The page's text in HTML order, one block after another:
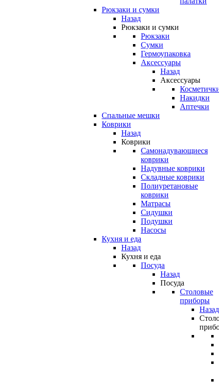
Рюкзаки и сумки
Назад
Рюкзаки и сумки
Рюкзаки
Сумки
Гермоупаковка
Аксессуары
Назад
Аксессуары
Накидки
Аптечки
Спальные мешки
Коврики
Назад
Коврики
Самонадувающиеся
коврики
Надувные коврики
Складные коврики
Полиуретановые
коврики
Матрасы
Сидушки
Подушки
Насосы
Кухня и еда
Назад
Кухня и еда
Посуда
Назад
Посуда
Столовые
приборы
Назад